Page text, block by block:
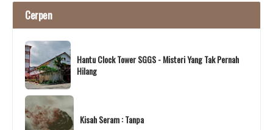
Cerpen
Hantu Clock Tower SGGS - Misteri Yang Tak Pernah
Hilang
Kisah Seram : Tanpa